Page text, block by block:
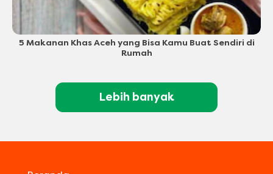
5 Makanan Khas Aceh yang Bisa Kamu Buat Sendiri di
Rumah
Lebih banyak